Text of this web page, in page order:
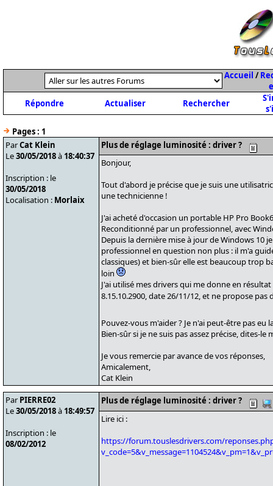
Accueil /
Répondre
Actualiser Rechercher
Pages : 1
ParCat Klein
Le30/05/2018à 18:40:37
Inscription : le
30/05/2018
Localisation : Morlaix
Plus de réglage luminosité : driver ?
Bonjour,
Tout d'abord je précise que je suis une
une technicienne !
J'ai acheté d'occasion un portable HP Pro
Reconditionné par un professionnel, avec
Depuis la dernière mise à jour de Windows 10
professionnel en question non plus : il m'a
classiques) et bien-sûr elle est beaucoup trop
loin
J'ai utilisé mes drivers qui me donne en
8.15.10.2900, date 26/11/12, et ne propose
Pouvez-vous m'aider ? Je n'ai peut-être pas eu
Bien-sûr si je ne suis pas assez précise, dites-le
Je vous remercie par avance de vos réponses,
Amicalement,
Cat Klein
Par PIERRE02
Le30/05/2018à 18:49:57
Inscription : le
08/02/2012
Plus de réglage luminosité : driver ?
Lire ici :
https://forum.touslesdrivers.com/